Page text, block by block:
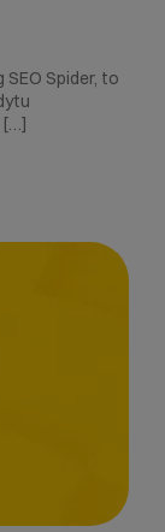
SEO Spider, to
[…]